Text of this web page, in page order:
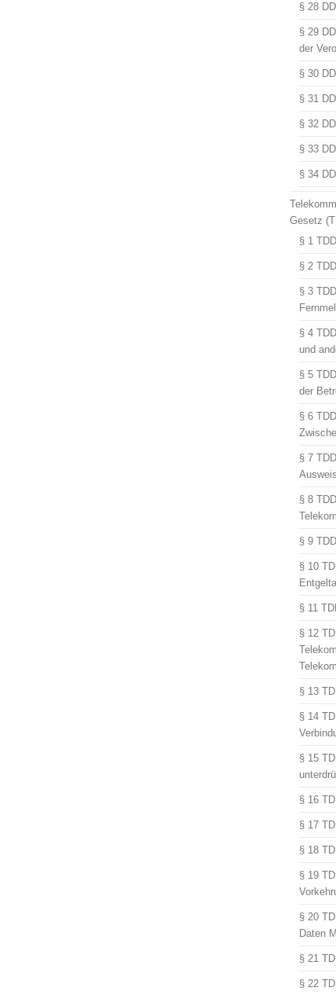
§ 28
§ 29
der
§ 30
§ 31
§ 32
§ 33
§ 34
Gesetz
§ 1
§ 2
§ 3
§ 4
und
§ 5
der
§ 6
§ 7
§ 8
§ 9
§ 10
§ 11
§ 12
§ 13
§ 14
§ 15
§ 16
§ 17
§ 18
§ 19
§ 20
Daten
§ 21
§ 22